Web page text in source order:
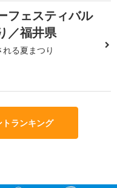
フェスティバル
／福井県
る夏まつり
ランキング